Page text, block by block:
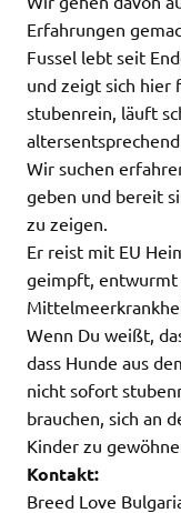
Erfahrungen
Fussel lebt seit
und zeigt sich hier
stubenrein, läuft
Wir suchen
geben und bereit
zu zeigen.
Er reist mit EU
geimpft,
Wenn Du weißt,
dass Hunde aus
nicht sofort
brauchen, sich an
Kinder zu
Kontakt:
Breed Love